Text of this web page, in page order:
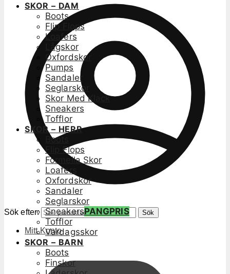
Sök efter: Sök
Mitt Konto
SKOR – DAM
Boots
Flip Flops
Loafers
Lågskor
Oxfordskor
Pumps
Sandaler
Seglarskor
Skor Med Klack
Sneakers
Tofflor
SKOR – HERR
Boots
Flip Flops
Formella Skor
Loafers
Oxfordskor
Sandaler
Seglarskor
SneakersPANGPRIS
Tofflor
Vardagsskor
SKOR – BARN
Boots
Finskor